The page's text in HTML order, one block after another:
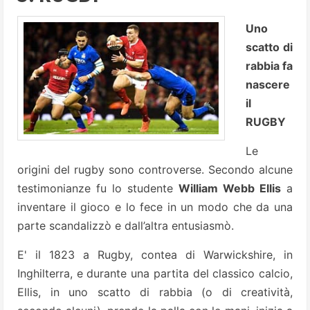
Uno
scatto di
rabbia fa
nascere
il
RUGBY
Le
origini del rugby sono controverse. Secondo alcune
testimonianze fu lo studente William Webb Ellis a
inventare il gioco e lo fece in un modo che da una
parte scandalizzò e dall’altra entusiasmò.
E' il 1823 a Rugby, contea di Warwickshire, in
Inghilterra, e durante una partita del classico calcio,
Ellis, in uno scatto di rabbia (o di creatività,